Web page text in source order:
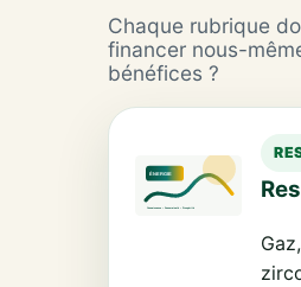
Chaque rubrique
financer nous-
bénéfices ?